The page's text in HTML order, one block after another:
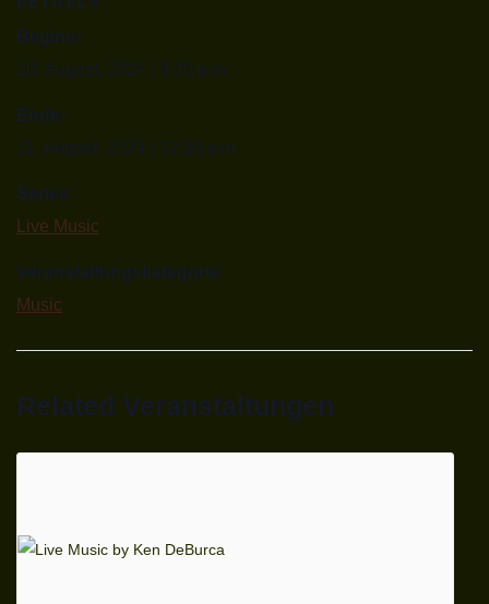
Beginn:
10. August, 2024 | 9:30 p.m.
Ende:
11. August, 2024 | 12:30 a.m.
Series:
Live Music
Veranstaltungskategorie:
Music
Related Veranstaltungen